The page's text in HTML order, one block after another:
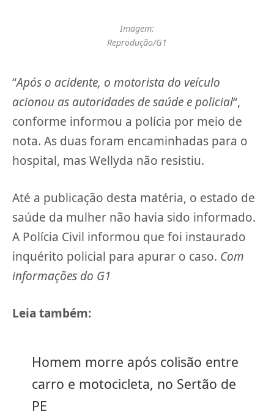
Imagem:
Reprodução/G1
“Após o acidente, o motorista do veículo
acionou as autoridades de saúde e policial“,
conforme informou a polícia por meio de
nota. As duas foram encaminhadas para o
hospital, mas Wellyda não resistiu.
Até a publicação desta matéria, o estado de
saúde da mulher não havia sido informado.
A Polícia Civil informou que foi instaurado
inquérito policial para apurar o caso. Com
informações do G1
Leia também:
Homem morre após colisão entre
carro e motocicleta, no Sertão de
PE